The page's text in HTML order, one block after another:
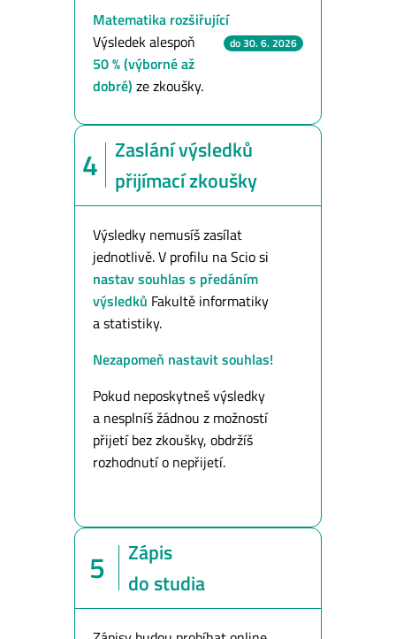
Matematika rozšiřující
Výsledek alespoň
50 % (výborné až
dobré) ze zkoušky.
do 30. 6. 2026
4
Zaslání výsledků
přijímací zkoušky
Výsledky nemusíš zasílat
jednotlivě. V profilu na Scio si
nastav souhlas s předáním
výsledků Fakultě informatiky
a statistiky.
Nezapomeň nastavit souhlas!
Pokud neposkytneš výsledky
a nesplníš žádnou z možností
přijetí bez zkoušky, obdržíš
rozhodnutí o nepřijetí.
5
Zápis
do studia